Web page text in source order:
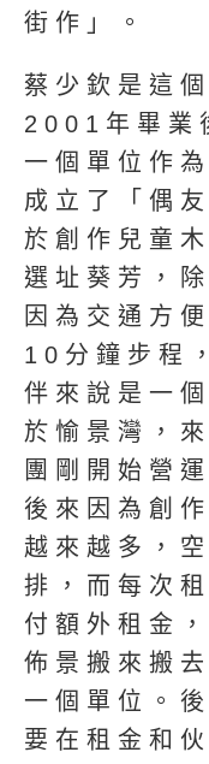
街作」。
蔡少欽是這
2001年畢業
一個單位作
成立了「偶
於創作兒童
選址葵芳，
因為交通方
10分鐘步程
伴來說是一
於愉景灣，
團剛開始營
後來因為創
越來越多，
排，而每次
付額外租金
佈景搬來搬
一個單位。
要在租金和